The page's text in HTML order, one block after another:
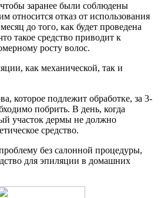
заранее были соблюдены
относится отказ от использования
до того, как будет проведена
такое средство приводит к
росту волос.
как механической, так и
которое подлежит обработке, за 3-
побрить. В день, когда
участок дермы не должно
средство.
без салонной процедуры,
для эпиляции в домашних